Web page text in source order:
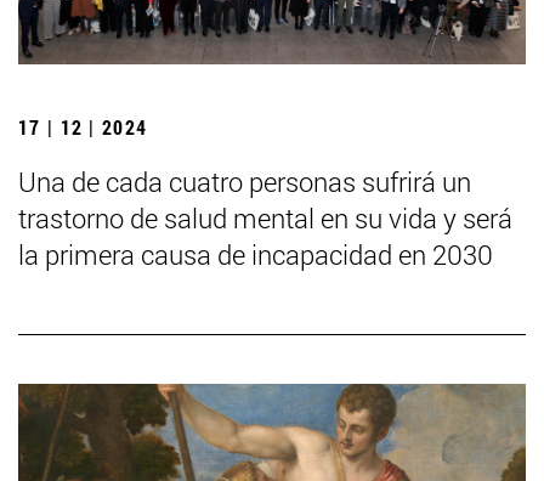
17 | 12 | 2024
Una de cada cuatro personas sufrirá un
trastorno de salud mental en su vida y será
la primera causa de incapacidad en 2030